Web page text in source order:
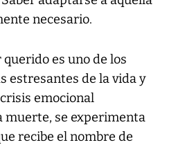
necesario.
es uno de los
estresantes de la vida y
emocional
muerte, se experimenta
recibe el nombre de